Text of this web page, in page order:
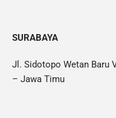
SURABAYA
Jl. Sidotopo Wetan Baru
– Jawa Timu